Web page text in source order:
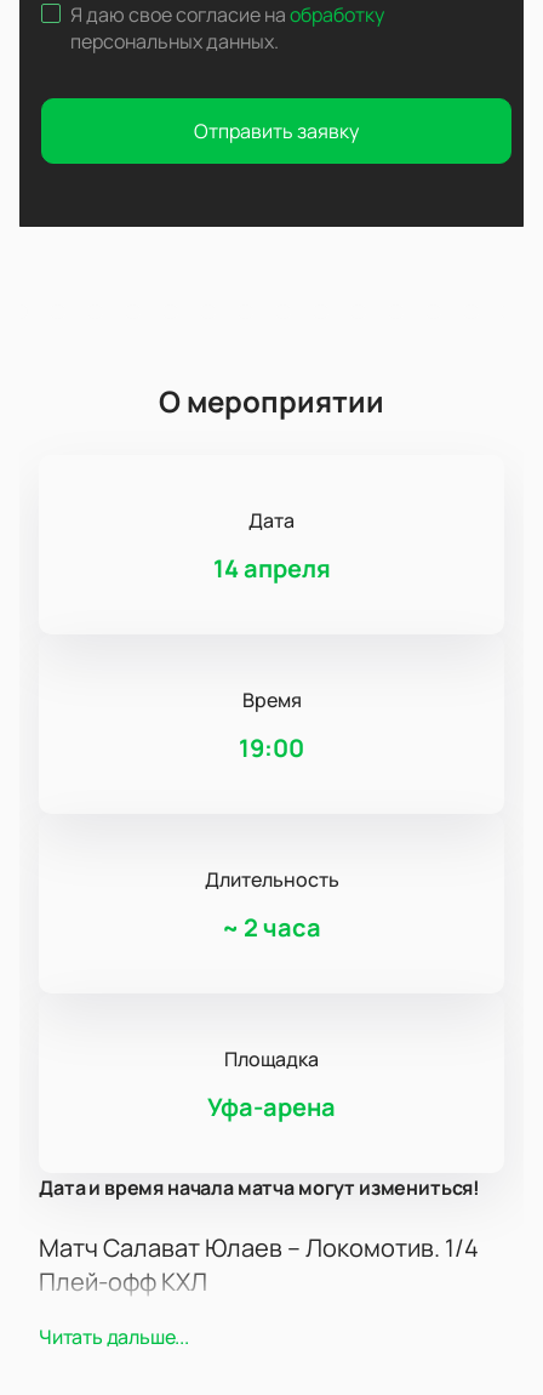
Я даю свое согласие наобработку
персональных данных.
Отправить заявку
О мероприятии
Дата
14 апреля
Время
19:00
Длительность
~ 2 часа
Площадка
Уфа-арена
Дата и время начала матча могут измениться!
Матч Салават Юлаев – Локомотив. 1/4
Плей-офф КХЛ
Юлаев и Локомотив пройдет в четвертьфинале
Читать дальше...